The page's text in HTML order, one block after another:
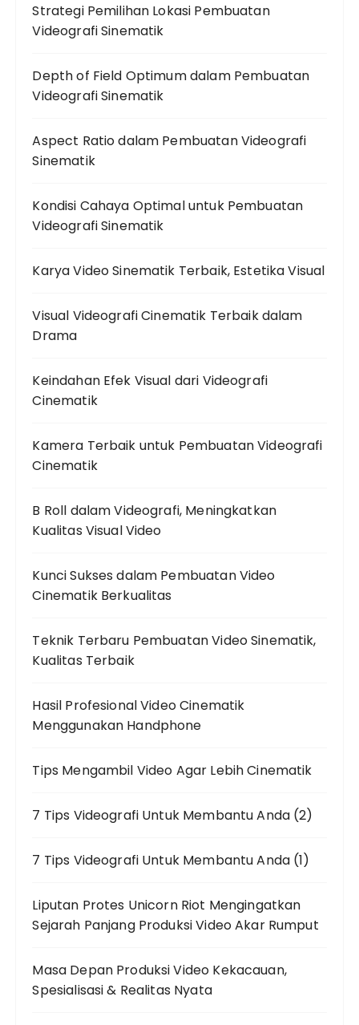
Strategi Pemilihan Lokasi Pembuatan
Videografi Sinematik
Depth of Field Optimum dalam Pembuatan
Videografi Sinematik
Aspect Ratio dalam Pembuatan Videografi
Sinematik
Kondisi Cahaya Optimal untuk Pembuatan
Videografi Sinematik
Karya Video Sinematik Terbaik, Estetika Visual
Visual Videografi Cinematik Terbaik dalam
Drama
Keindahan Efek Visual dari Videografi
Cinematik
Kamera Terbaik untuk Pembuatan Videografi
Cinematik
B Roll dalam Videografi, Meningkatkan
Kualitas Visual Video
Kunci Sukses dalam Pembuatan Video
Cinematik Berkualitas
Teknik Terbaru Pembuatan Video Sinematik,
Kualitas Terbaik
Hasil Profesional Video Cinematik
Menggunakan Handphone
Tips Mengambil Video Agar Lebih Cinematik
7 Tips Videografi Untuk Membantu Anda (2)
7 Tips Videografi Untuk Membantu Anda (1)
Liputan Protes Unicorn Riot Mengingatkan
Sejarah Panjang Produksi Video Akar Rumput
Masa Depan Produksi Video Kekacauan,
Spesialisasi & Realitas Nyata